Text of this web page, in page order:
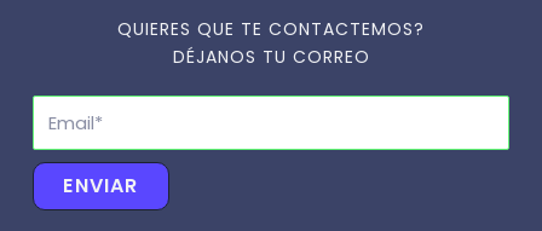
QUIERES QUE TE CONTACTEMOS?
DÉJANOS TU CORREO
ENVIAR